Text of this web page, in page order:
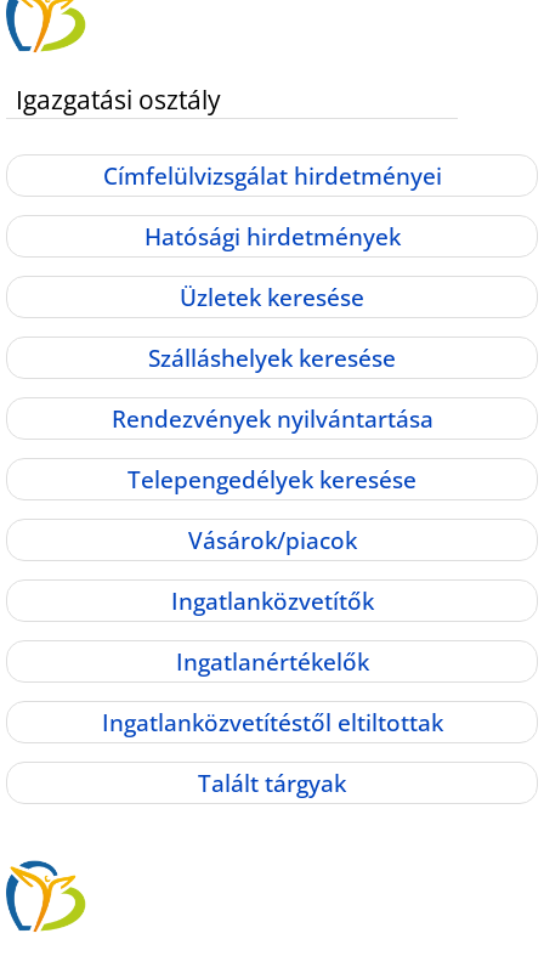
Igazgatási osztály
Címfelülvizsgálat hirdetményei
Hatósági hirdetmények
Üzletek keresése
Szálláshelyek keresése
Rendezvények nyilvántartása
Telepengedélyek keresése
Vásárok/piacok
Ingatlanközvetítők
Ingatlanértékelők
Ingatlanközvetítéstől eltiltottak
Talált tárgyak